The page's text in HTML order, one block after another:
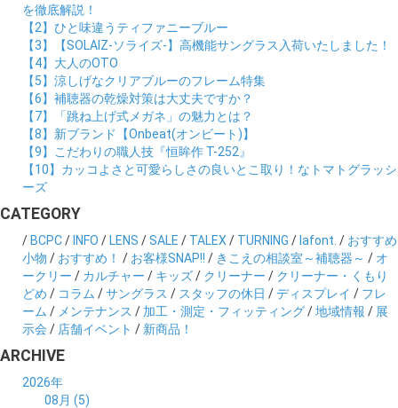
を徹底解説！
【2】ひと味違うティファニーブルー
【3】【SOLAIZ-ソライズ-】高機能サングラス入荷いたしました！
【4】大人のOTO
【5】涼しげなクリアブルーのフレーム特集
【6】補聴器の乾燥対策は大丈夫ですか？
【7】「跳ね上げ式メガネ」の魅力とは？
【8】新ブランド【Onbeat(オンビート)】
【9】こだわりの職人技『恒眸作 T-252』
【10】カッコよさと可愛らしさの良いとこ取り！なトマトグラッシ
ーズ
CATEGORY
/ BCPC/ INFO / LENS /SALE / TALEX / TURNING / lafont. / おすすめ
小物 / おすすめ！ / お客様SNAP!! / きこえの相談室～補聴器～ / オ
ークリー / カルチャー / キッズ/ クリーナー / クリーナー・くもり
どめ / コラム /サングラス / スタッフの休日 /ディスプレイ / フレ
ーム / メンテナンス / 加工・測定・フィッティング/地域情報 / 展
示会 / 店舗イベント / 新商品！
ARCHIVE
2026年
08月 (5)